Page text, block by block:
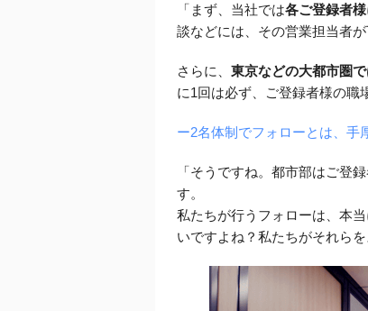
「まず、当社では各ご登録者
談などには、その営業担当者が
さらに、 東京などの大都市圏
に1回は必ず、ご登録者様の職
ー2名体制でフォローとは、手
「そうですね。都市部はご登
す。
私たちが行うフォローは、本
いですよね？私たちがそれら